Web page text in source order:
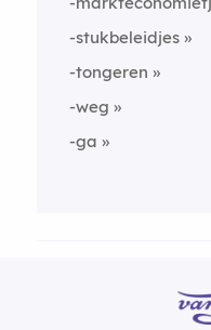
-stukbeleidjes
-tongeren
-weg
-ga